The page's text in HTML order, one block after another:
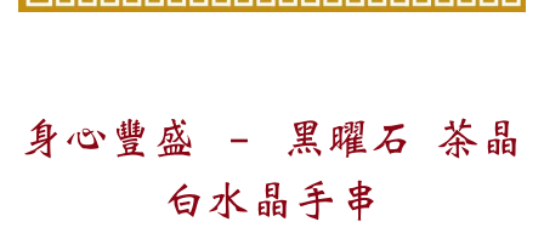
身心豐盛 － 黑曜石 茶晶
白水晶手串